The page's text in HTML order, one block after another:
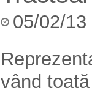
05/02/13
vând